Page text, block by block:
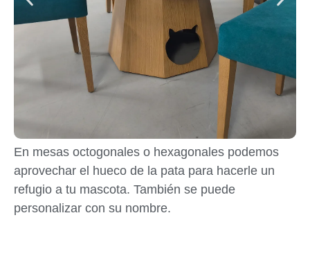
En mesas octogonales o hexagonales podemos
aprovechar el hueco de la pata para hacerle un
refugio a tu mascota. También se puede
personalizar con su nombre.